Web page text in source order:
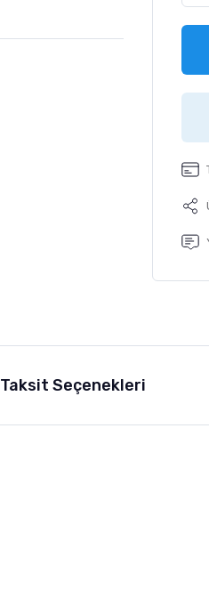
Taksit Seçenekleri